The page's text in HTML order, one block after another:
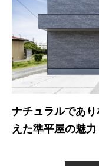
ナチュラルであ
えた準平屋の魅力